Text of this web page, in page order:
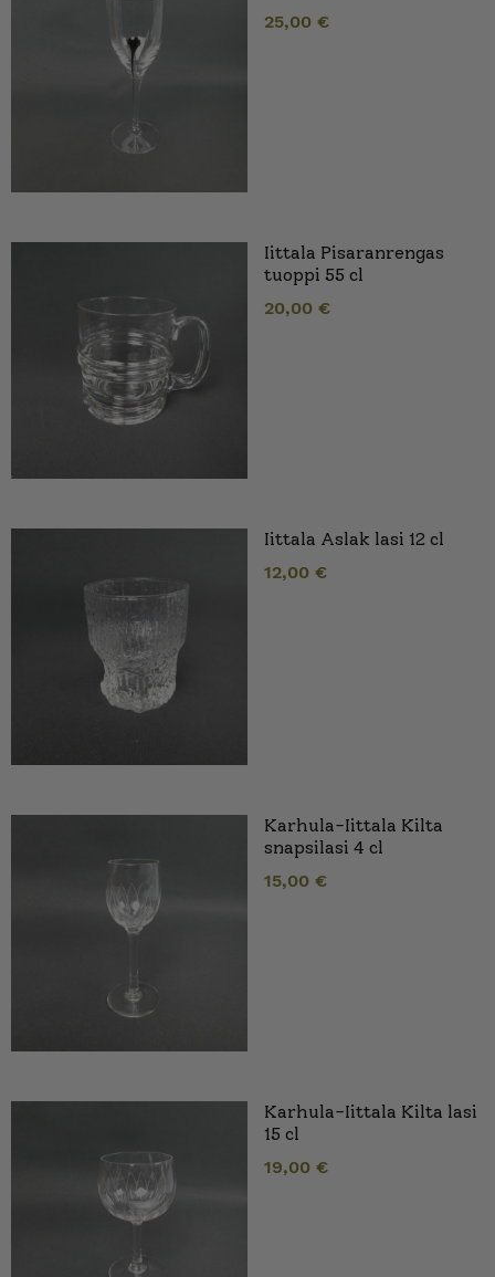
25,00 €
Iittala Pisaranrengas
tuoppi 55 cl
20,00 €
Iittala Aslak lasi 12 cl
12,00 €
Karhula-Iittala Kilta
snapsilasi 4 cl
15,00 €
Karhula-Iittala Kilta lasi
15 cl
19,00 €